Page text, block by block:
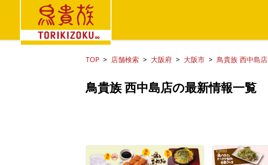
TOP 店舗検索 大阪府 大阪市 鳥貴族 西中島店
鳥貴族 西中島店の最新情報一覧